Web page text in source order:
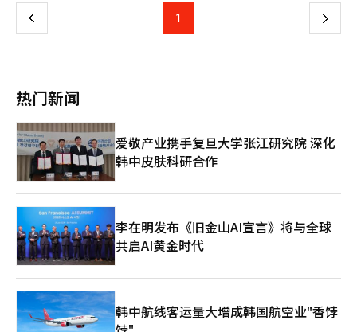
（PoC）及全球拓展支持，构建深度协作机制。 展会期间，仁川代
表团重点推介了仁川生物产业特色园区的基础设施，并与约400家
外，代表团还实地考察了苏州工业园区生物纳米科技园，与当地领
军企业共商产业融合。 仁川市半导体生物产业处处长赵素英
（音）表示：“此次参展是仁川跻身‘亚洲三大生物开放式创新枢
纽’的重要里程碑。我们不仅要稳固生产基地优势，更要构建龙头
企业与初创公司共生的产业生态，将积极推动与展会中发掘的海外
优质企业开展投资与产业化深度合作。”
上 1 下
热门新闻
爱敬产业携手复旦大学张江研究院 深化
韩中皮肤科研合作
李在明发布《旧金山AI宣言》将与全球
共启AI黄金时代
韩中航线客运量大增成韩国航空业"香饽